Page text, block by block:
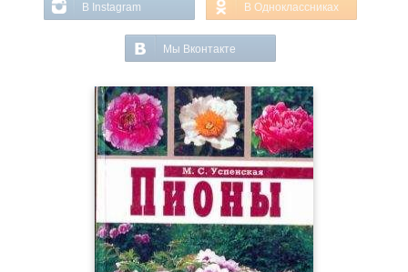
В Instagram В Одноклассниках
Мы Вконтакте